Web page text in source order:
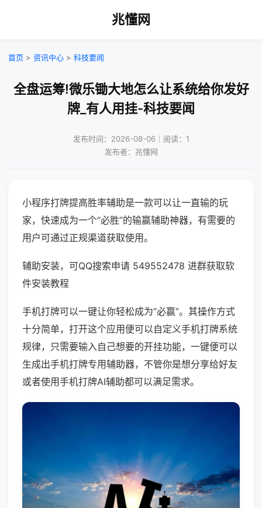
兆懂网
首页 > 资讯中心 > 科技要闻
全盘运筹!微乐锄大地怎么让系统给你发好
牌_有人用挂-科技要闻
发布时间：2026-08-06｜阅读：1
发布者：兆懂网
小程序打牌提高胜率辅助是一款可以让一直输的玩
家，快速成为一个“必胜”的输赢辅助神器，有需要的
用户可通过正规渠道获取使用。
辅助安装，可QQ搜索申请 549552478 进群获取软
件安装教程
手机打牌可以一键让你轻松成为“必赢”。其操作方式
十分简单，打开这个应用便可以自定义手机打牌系统
规律，只需要输入自己想要的开挂功能，一键便可以
生成出手机打牌专用辅助器，不管你是想分享给好友
或者使用手机打牌AI辅助都可以满足需求。